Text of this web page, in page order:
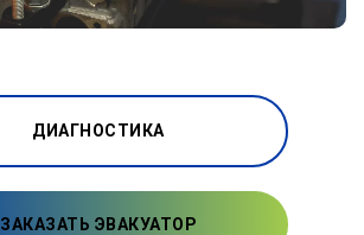
ДИАГНОСТИКА
ЗАКАЗАТЬ ЭВАКУАТОР